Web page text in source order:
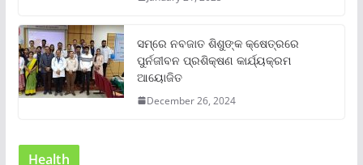
ସମ୍‌ରେ ନବଜାତ ଶିଶୁଙ୍କ କ୍ଷେତ୍ରରେ
ପୁର୍ନଜୀବନ ପ୍ରଶିକ୍ଷଣ କାର୍ଯ୍ୟକ୍ରମ
ଆୟୋଜିତ
December 26, 2024
Health